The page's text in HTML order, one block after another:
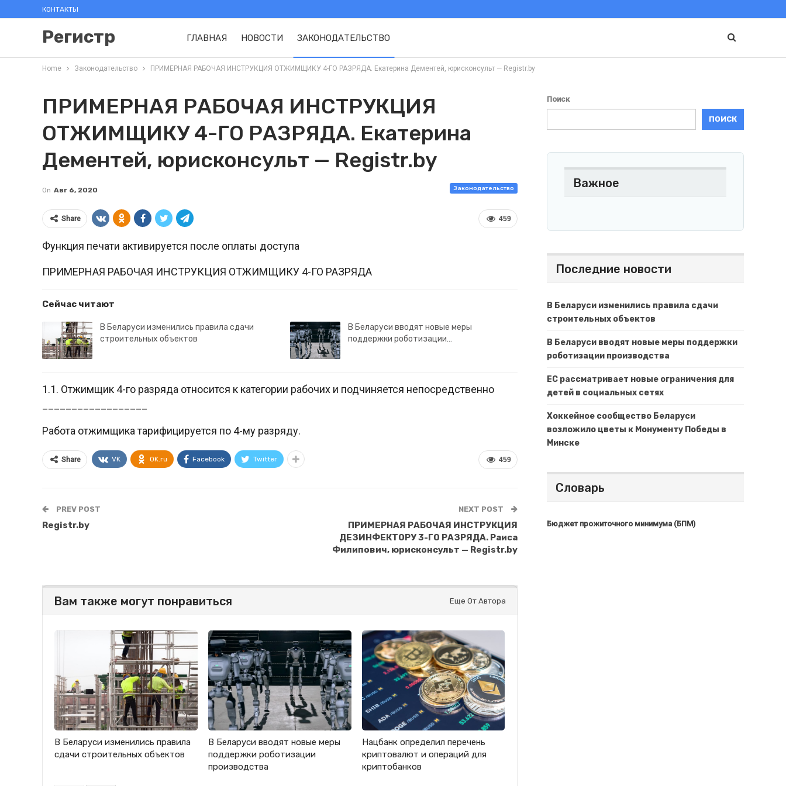
КОНТАКТЫ
Регистр ГЛАВНАЯ НОВОСТИ ЗАКОНОДАТЕЛЬСТВО
Home Законодательство ПРИМЕРНАЯ РАБОЧАЯ ИНСТРУКЦИЯ ОТЖИМЩИКУ 4-ГО РАЗРЯДА. Екатерина Дементей, юрисконсульт — Registr.by
ПРИМЕРНАЯ РАБОЧАЯ ИНСТРУКЦИЯ
ОТЖИМЩИКУ 4-ГО РАЗРЯДА. Екатерина
Дементей, юрисконсульт — Registr.by
Законодательство
On Авг 6, 2020
459
Share
Функция печати активируется после оплаты доступа
ПРИМЕРНАЯ РАБОЧАЯ ИНСТРУКЦИЯ ОТЖИМЩИКУ 4-ГО РАЗРЯДА
Сейчас читают
В Беларуси изменились правила сдачи
строительных объектов
В Беларуси вводят новые меры
поддержки роботизации…
1.1. Отжимщик 4-го разряда относится к категории рабочих и подчиняется непосредственно
Работа отжимщика тарифицируется по 4-му разряду.
459
Share VK OK.ru Facebook Twitter
PREV POST
Registr.by
NEXT POST
ПРИМЕРНАЯ РАБОЧАЯ ИНСТРУКЦИЯ
ДЕЗИНФЕКТОРУ 3-ГО РАЗРЯДА. Раиса
Филипович, юрисконсульт — Registr.by
Вам также могут понравиться Еще От Автора
В Беларуси изменились правила
сдачи строительных объектов
В Беларуси вводят новые меры
поддержки роботизации
производства
Нацбанк определил перечень
криптовалют и операций для
криптобанков
Поиск
ПОИСК
Важное
Последние новости
В Беларуси изменились правила сдачи
строительных объектов
В Беларуси вводят новые меры поддержки
роботизации производства
ЕС рассматривает новые ограничения для
детей в социальных сетях
Хоккейное сообщество Беларуси
возложило цветы к Монументу Победы в
Минске
Словарь
Бюджет прожиточного минимума (БПМ)